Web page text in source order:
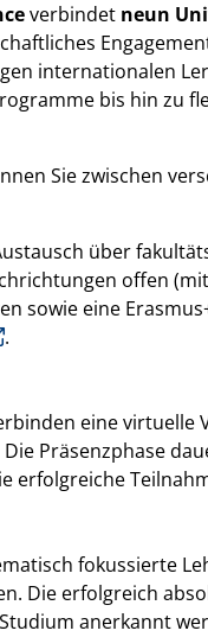
verbindet neun
internationalen
bis hin zu
Sie zwischen
über
offen
sowie eine
.
eine virtuelle
Präsenzphase
fokussierte
Die erfolgreich
anerkannt